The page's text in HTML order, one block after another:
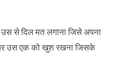
उस से दिल मत लगाना जिसे अपना
उस एक को खुश रखना जिसके